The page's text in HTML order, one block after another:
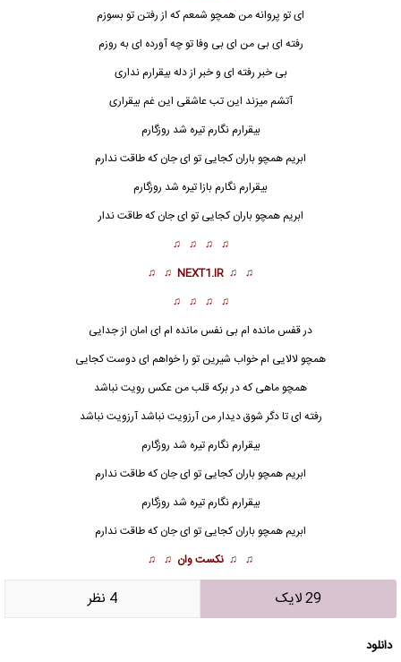
ای تو پروانه من همچو شمعم که از رفتن تو بسوزم
رفته ای بی من ای بی وفا تو چه آورده ای به روزم
بی خبر رفته ای و خبر از دله بیقرارم نداری
آتشم میزند این تب عاشقی این غم بیقراری
بیقرارم نگارم تیره شد روزگارم
ابریم همچو باران کجایی تو ای جان که طاقت ندارم
بیقرارمنگارم بازا تیره شد روزگارم
ابریم همچو باران کجایی تو ای جان که طاقت ندار
♫ ♫ ♫ ♫
♫ ♫
NEXT1.IR
♫ ♫
♫ ♫ ♫ ♫
در قفس مانده ام بی نفس مانده ام ای امان از جدایی
همچو لالایی ام خواب شیرین تو را خواهم ای دوست کجایی
همچو ماهی که در برکه قلب من عکس رویت نباشد
رفته ای تا دگر شوق دیدار من آرزویت نباشد آرزویت نباشد
بیقرارم نگارم تیره شد روزگارم
ابریم همچو باران کجایی تو ای جان که طاقت ندارم
بیقرارمنگارم تیره شد روزگارم
ابریم همچو باران کجایی تو ای جان که طاقت ندارم
♫ ♫ نکست وان ♫ ♫
29 لایک 4 نظر
دانلود